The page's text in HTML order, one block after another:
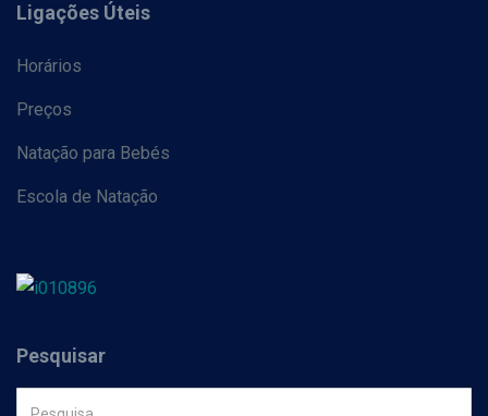
Ligações Úteis
Horários
Preços
Natação para Bebés
Escola de Natação
Pesquisar